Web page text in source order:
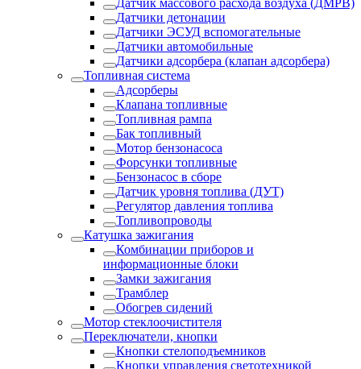
Датчик массового расхода воздуха (ДМРВ)
Датчики детонации
Датчики ЭСУД вспомогательные
Датчики автомобильные
Датчики адсорбера (клапан адсорбера)
Топливная система
Адсорберы
Клапана топливные
Топливная рампа
Бак топливный
Мотор бензонасоса
Форсунки топливные
Бензонасос в сборе
Датчик уровня топлива (ДУТ)
Регулятор давления топлива
Топливопроводы
Катушка зажигания
Комбинации приборов и
информационные блоки
Замки зажигания
Трамблер
Обогрев сидений
Мотор стеклоочистителя
Переключатели, кнопки
Кнопки стелоподъемников
Кнопки управления светотехникой